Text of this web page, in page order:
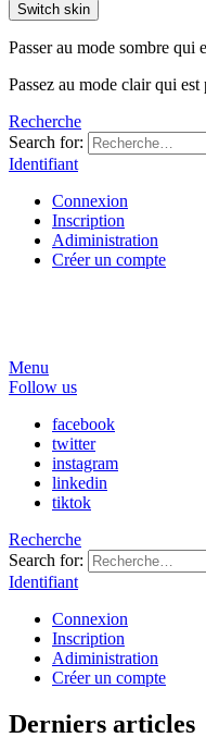
Switch skin
Passer au mode sombre qui
Passez au mode clair qui
Recherche
Search for:
Identifiant
Connexion
Inscription
Adiministration
Créer un compte
Menu
Follow us
facebook
twitter
instagram
linkedin
tiktok
Recherche
Search for:
Identifiant
Connexion
Inscription
Adiministration
Créer un compte
Derniers articles